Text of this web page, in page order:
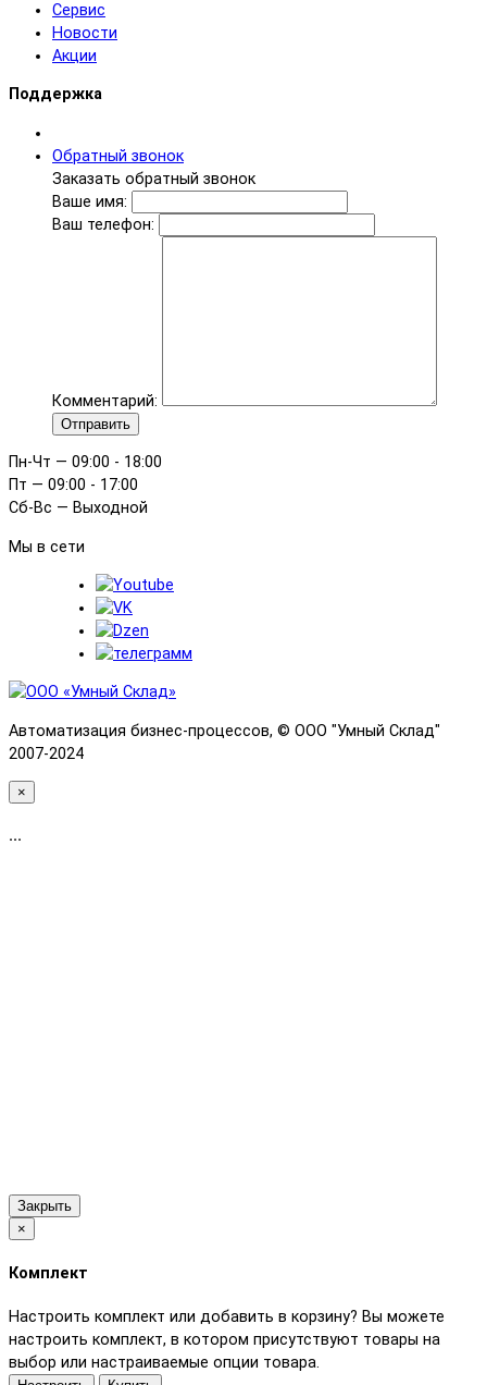
Сервис
Новости
Акции
Поддержка
Обратный звонок
Заказать обратный звонок
Ваше имя:
Ваш телефон:
Комментарий:
Отправить
Пн-Чт — 09:00 - 18:00
Пт — 09:00 - 17:00
Сб-Вс — Выходной
Мы в сети
Автоматизация бизнес-процессов, © OOO "Умный Склад"
2007-2024
×
...
Закрыть
×
Комплект
Настроить комплект или добавить в корзину? Вы можете
настроить комплект, в котором присутствуют товары на
выбор или настраиваемые опции товара.